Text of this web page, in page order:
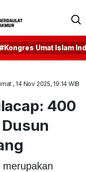
#Kongres Umat Islam
, 14 Nov 2025, 19:14 WIB
400